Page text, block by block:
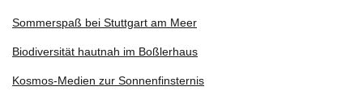
Sommerspaß bei Stuttgart am Meer
Biodiversität hautnah im Boßlerhaus
Kosmos-Medien zur Sonnenfinsternis